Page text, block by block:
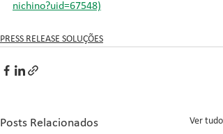
nichino?uid=67548)
PRESS RELEASE SOLUÇÕES
Posts Relacionados Ver tudo